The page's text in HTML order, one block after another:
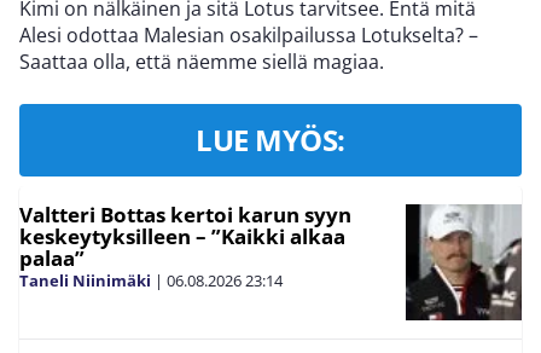
Kimi on nälkäinen ja sitä Lotus tarvitsee. Entä mitä
Alesi odottaa Malesian osakilpailussa Lotukselta? –
Saattaa olla, että näemme siellä magiaa.
LUE MYÖS:
Valtteri Bottas kertoi karun syyn
keskeytyksilleen – ”Kaikki alkaa
palaa”
Taneli Niinimäki | 06.08.202623:14